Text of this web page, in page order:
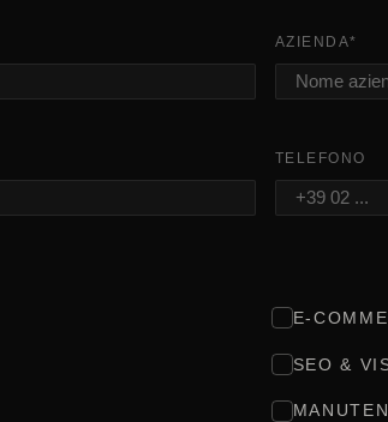
AZIENDA*
TELEFONO
E-
SEO &